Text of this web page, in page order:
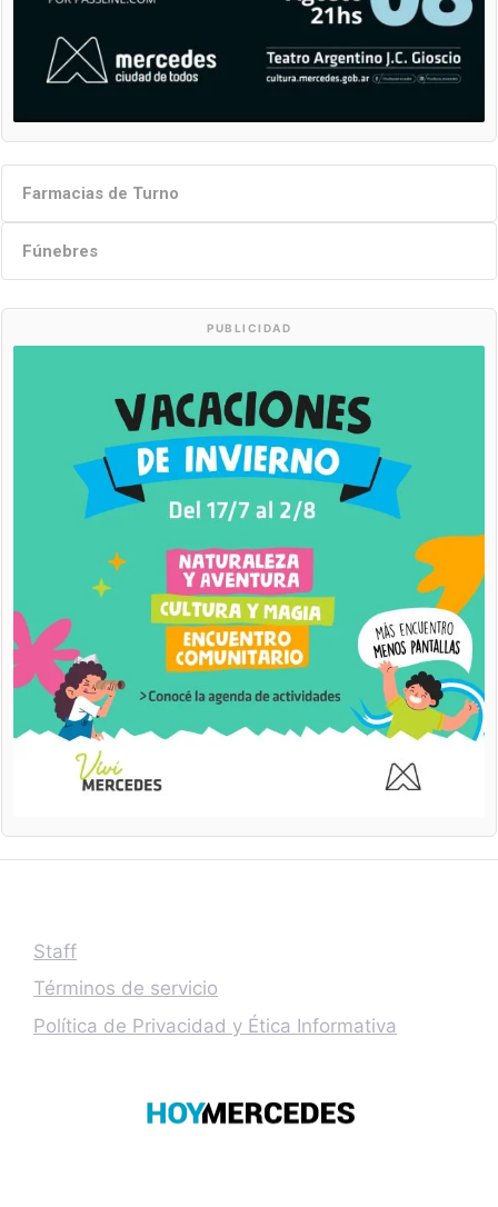
Farmacias de Turno
Fúnebres
PUBLICIDAD
Staff
Términos de servicio
Política de Privacidad y Ética Informativa